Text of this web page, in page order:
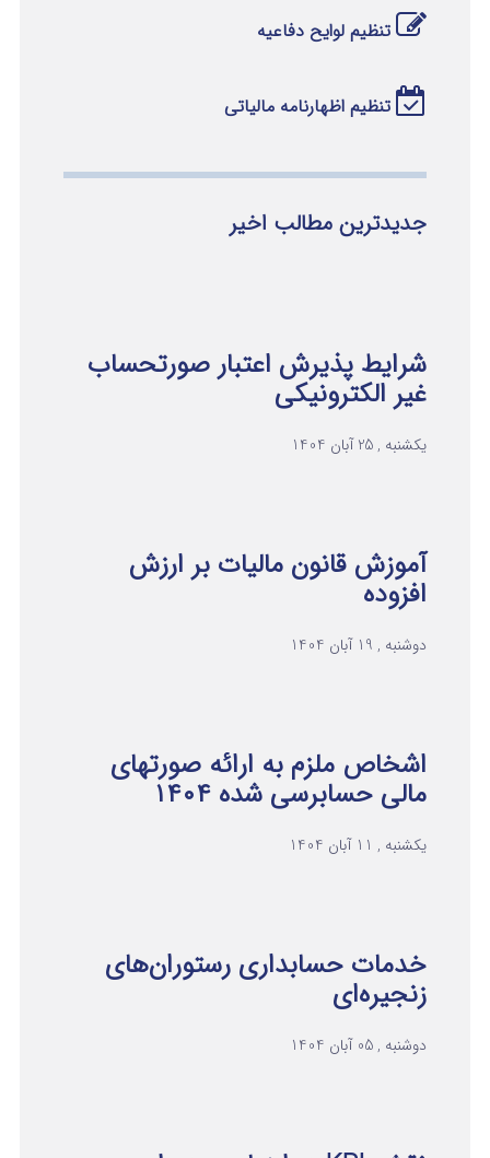
تنظیم لوایح دفاعیه
تنظیم اظهارنامه مالیاتی
جدیدترین مطالب اخیر
شرایط پذیرش اعتبار صورتحساب
غیر الکترونیکی
یکشنبه , 25 آبان 1404
آموزش قانون مالیات بر ارزش
افزوده
دوشنبه , 19 آبان 1404
اشخاص ملزم به ارائه صورتهای
مالی حسابرسی شده ۱۴۰۴
یکشنبه , 11 آبان 1404
خدمات حسابداری رستوران‌های
زنجیره‌ای
دوشنبه , 05 آبان 1404